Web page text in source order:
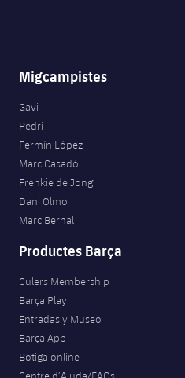
Migcampistes
Gavi
Pedri
Fermín López
Marc Casadó
Frenkie de Jong
Dani Olmo
Marc Bernal
Productes Barça
Culers Membership
Barça Play
Entradas y Museo
Barça App
Botiga online